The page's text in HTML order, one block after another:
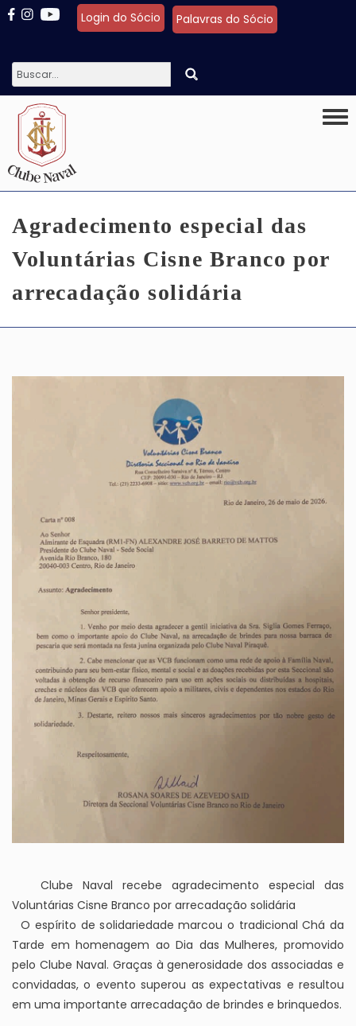
Pular para o conteúdo principal
Login do Sócio Palavras do Sócio
Agradecimento especial das
Voluntárias Cisne Branco por
arrecadação solidária
Clube Naval recebe agradecimento especial das
Voluntárias Cisne Branco por arrecadação solidária
O espírito de solidariedade marcou o tradicional Chá da
Tarde em homenagem ao Dia das Mulheres, promovido
pelo Clube Naval. Graças à generosidade dos associadas e
convidadas, o evento superou as expectativas e resultou
em uma importante arrecadação de brindes e brinquedos.